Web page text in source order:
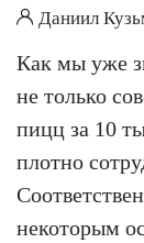
Даниил
Как мы уже
не только
пицц за 10
плотно
некоторым